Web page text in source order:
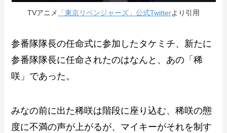
TVアニメ 「東京リベンジャーズ」公式Twitterより引用
参番隊隊長の任命式に参加したタケミチ、新たに
参番隊隊長に任命されたのはなんと、あの「稀
咲」であった。
みなの前に出た稀咲は階段に座り込む、稀咲の態
度に不満の声が上がるが、マイキーがそれを制す